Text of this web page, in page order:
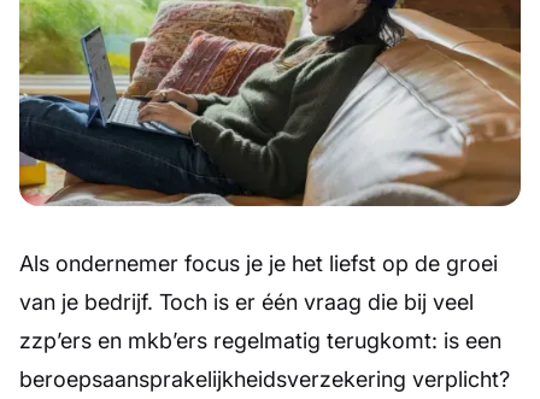
Als ondernemer focus je je het liefst op de groei
van je bedrijf. Toch is er één vraag die bij veel
zzp’ers en mkb’ers regelmatig terugkomt: is een
beroepsaansprakelijkheidsverzekering verplicht?